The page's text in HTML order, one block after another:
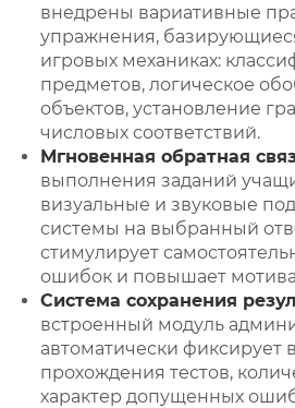
внедрены вариативные
упражнения,
игровых механиках:
предметов, логическое
объектов, установление
числовых соответствий.
Мгновенная обратная
выполнения заданий
визуальные и звуковые
системы на выбранный
стимулирует
ошибок и повышает
Система сохранения
встроенный модуль
автоматически фиксирует
прохождения тестов,
характер допущенных